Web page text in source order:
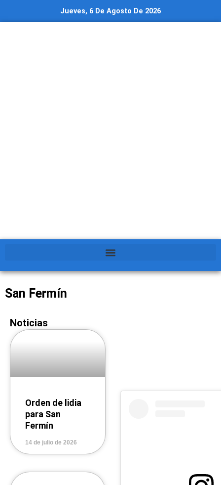
Jueves, 6 De Agosto De 2026
San Fermín
Noticias
Orden de lidia
para San
Fermín
14 de julio de 2026